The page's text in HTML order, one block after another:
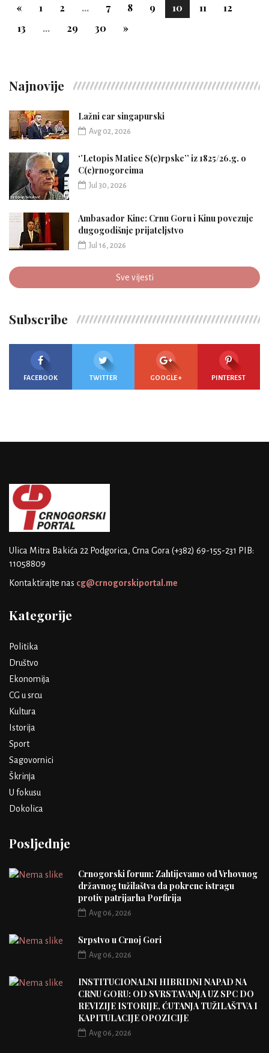
« 1 2 ... 7 8 9 10 11
12
13
... 29 30 »
Najnovije
Lažni car singapurski
Avg 02, 2026
‘’Letopis Matice S(e)rpske’’ iz 1825/26.g. o
C(e)rnogorcima
Jul 30, 2026
Ambasador Kine: Crnu Goru i Kinu povezuje
dugogodišnje prijateljstvo
Jul 16, 2026
Sve vijesti
Subscribe
FACEBOOK TWITTER GOOGLE + PINTEREST
Ulica Mitra Bakića 22 Podgorica, Crna Gora (+382) 69-155-231 PIB:
11058809
Kontaktirajte nas cg@crnogorskiportal.me
Kategorije
Politika
Društvo
Ekonomija
CG u srcu
Kultura
Istorija
Sport
Sagovornici
Škrinja
U fokusu
Dokolica
Posljednje
Crnogorski forum: Zahtijevamo od Vrhovnog
državnog tužilaštva da pokrene istragu
protiv patrijarha Porfirija
Avg 06, 2026
Srpstvo u Crnoj Gori
Avg 06, 2026
INSTITUCIONALNI HIBRIDNI NAPAD NA
CRNU GORU: OD SVRSTAVANJA UZ SPC DO
REVIZIJE ISTORIJE, ĆUTANJA TUŽILAŠTVA I
KAPITULACIJE OPOZICIJE
Avg 06, 2026